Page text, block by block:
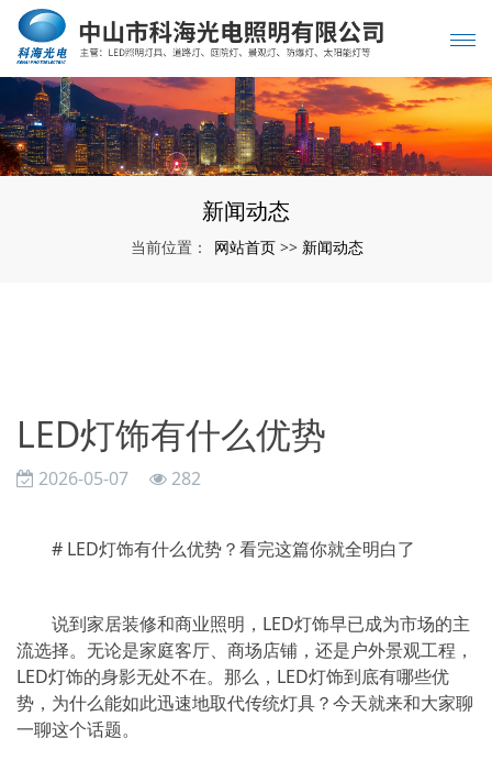
新闻动态
当前位置： 网站首页 >> 新闻动态
LED灯饰有什么优势
2026-05-07 282
# LED灯饰有什么优势？看完这篇你就全明白了
说到家居装修和商业照明，LED灯饰早已成为市场的主
流选择。无论是家庭客厅、商场店铺，还是户外景观工程，
LED灯饰的身影无处不在。那么，LED灯饰到底有哪些优
势，为什么能如此迅速地取代传统灯具？今天就来和大家聊
一聊这个话题。